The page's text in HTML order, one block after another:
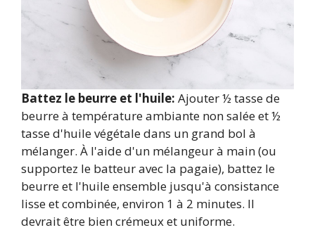
Battez le beurre et l'huile: Ajouter ½ tasse de
beurre à température ambiante non salée et ½
tasse d'huile végétale dans un grand bol à
mélanger. À l'aide d'un mélangeur à main (ou
supportez le batteur avec la pagaie), battez le
beurre et l'huile ensemble jusqu'à consistance
lisse et combinée, environ 1 à 2 minutes. Il
devrait être bien crémeux et uniforme.